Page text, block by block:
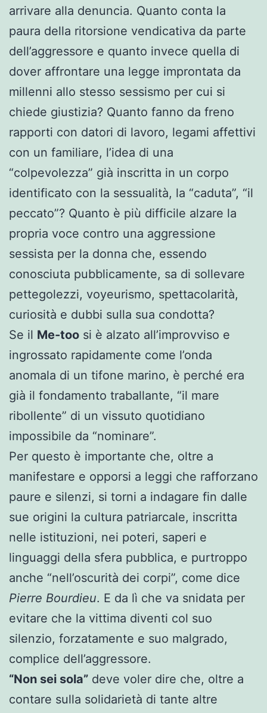
arrivare alla denuncia. Quanto conta la
paura della ritorsione vendicativa da parte
dell’aggressore e quanto invece quella di
dover affrontare una legge improntata da
millenni allo stesso sessismo per cui si
chiede giustizia? Quanto fanno da freno
rapporti con datori di lavoro, legami affettivi
con un familiare, l’idea di una
“colpevolezza” già inscritta in un corpo
identificato con la sessualità, la “caduta”, “il
peccato”? Quanto è più difficile alzare la
propria voce contro una aggressione
sessista per la donna che, essendo
conosciuta pubblicamente, sa di sollevare
pettegolezzi, voyeurismo, spettacolarità,
curiosità e dubbi sulla sua condotta?
Se il Me-too si è alzato all’improvviso e
ingrossato rapidamente come l’onda
anomala di un tifone marino, è perché era
già il fondamento traballante, “il mare
ribollente” di un vissuto quotidiano
impossibile da “nominare”.
Per questo è importante che, oltre a
manifestare e opporsi a leggi che rafforzano
paure e silenzi, si torni a indagare fin dalle
sue origini la cultura patriarcale, inscritta
nelle istituzioni, nei poteri, saperi e
linguaggi della sfera pubblica, e purtroppo
anche “nell’oscurità dei corpi”, come dice
Pierre Bourdieu. E da lì che va snidata per
evitare che la vittima diventi col suo
silenzio, forzatamente e suo malgrado,
complice dell’aggressore.
“Non sei sola” deve voler dire che, oltre a
contare sulla solidarietà di tante altre